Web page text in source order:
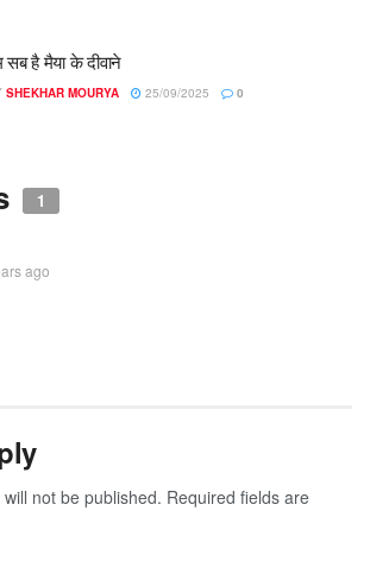
सब है मैया के दीवाने
SHEKHAR MOURYA 25/09/2025 0
1
ago
not be published. Required fields are